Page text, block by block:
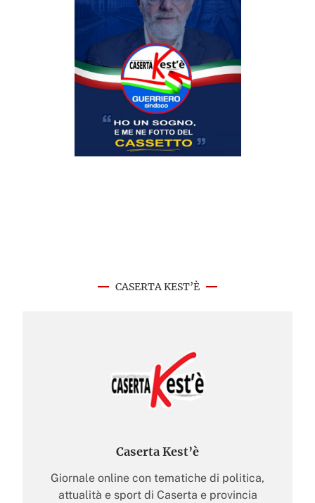
CASERTA KEST’È
Caserta Kest’è
Giornale online con tematiche di politica,
attualità e sport di Caserta e provincia